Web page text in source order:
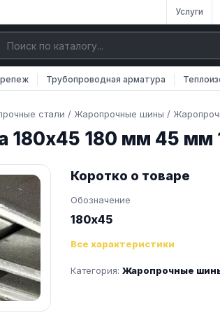
Услуги
Трубопроводная арматура
стали / Жаропрочные шины /
180х45 180 мм 45
Коротко о товаре
Обозначение
180х45
Все характеристики
Категория: Жаропрочные
×
вам
обратную
наобработку